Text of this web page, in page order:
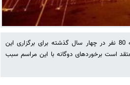
برگزاری مراسم چهارشنبه‌سوری با مرگ‌ومیر همراه است، نزدیک به 80 نفر در چهار سال گذشته برای برگزاری این
است برخوردهای دوگانه با این مراسم سبب